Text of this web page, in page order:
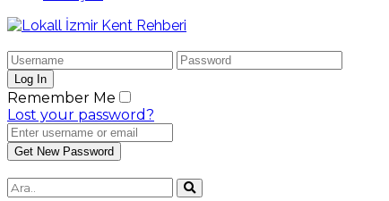
Remember Me
Lost your password?